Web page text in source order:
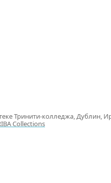
Тринити-колледжа, Дублин,
Collections